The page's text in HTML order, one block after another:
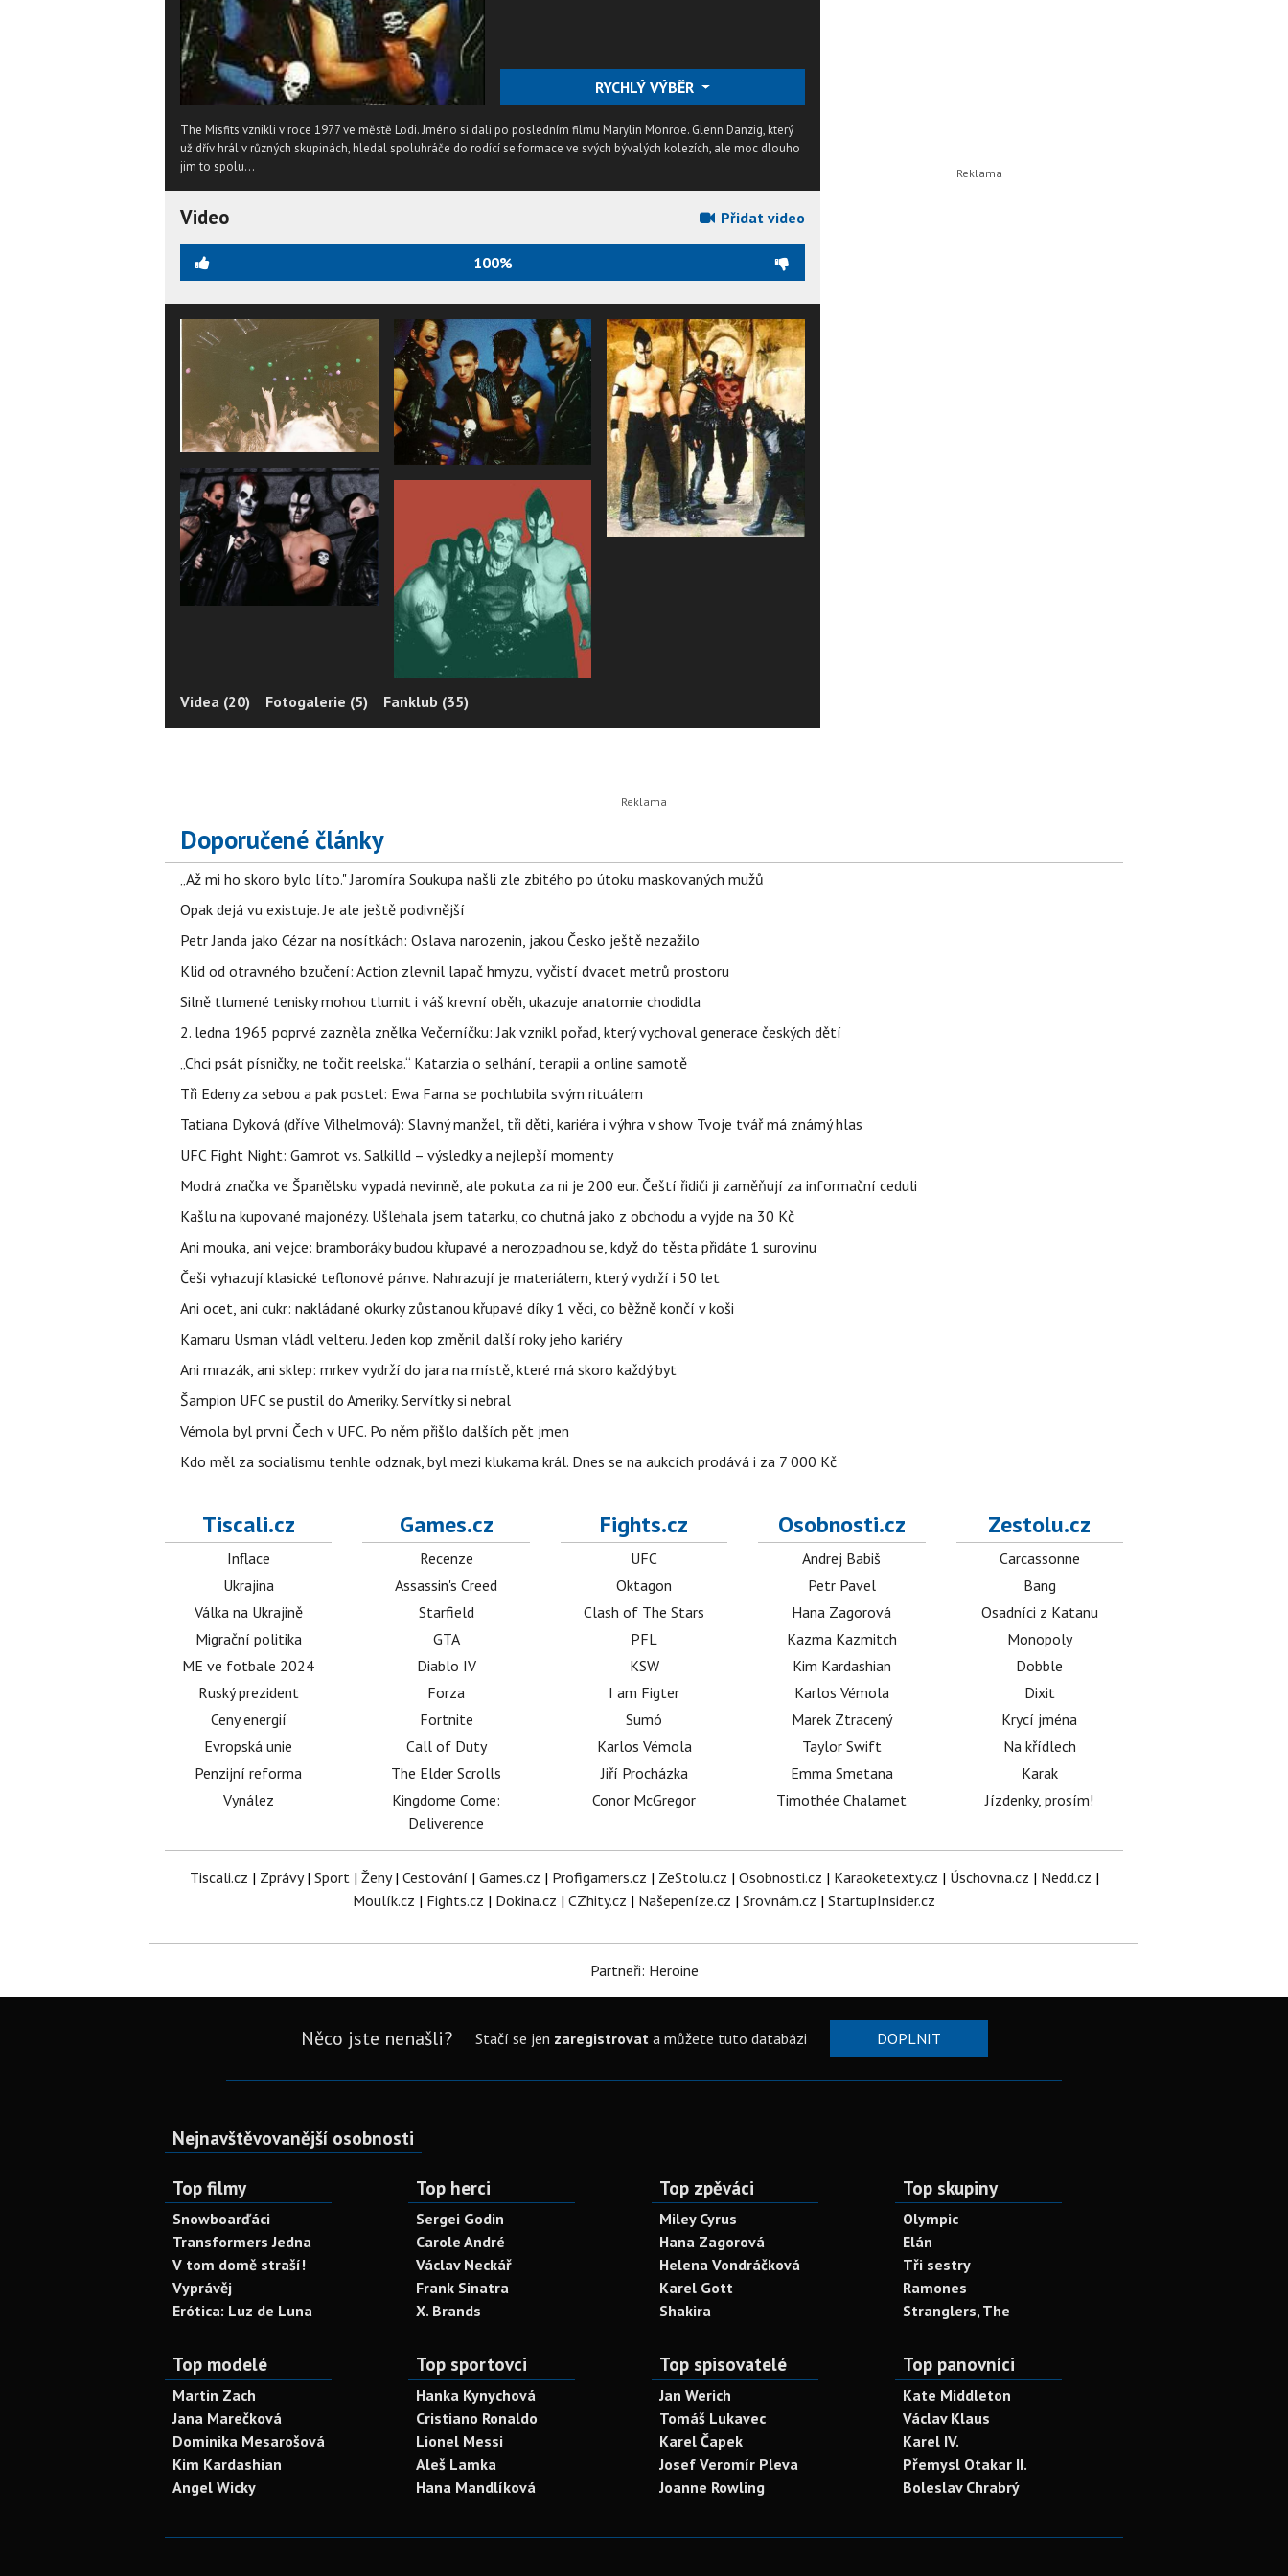
RYCHLÝ VÝBĚR
The Misfits vznikli v roce 1977 ve městě Lodi. Jméno si dali po posledním filmu Marylin Monroe. Glenn Danzig, který
už dřív hrál v různých skupinách, hledal spoluhráče do rodící se formace ve svých bývalých kolezích, ale moc dlouho
jim to spolu...
Video Přidat video
100%
Videa (20) Fotogalerie (5) Fanklub (35)
Doporučené články
„Až mi ho skoro bylo líto." Jaromíra Soukupa našli zle zbitého po útoku maskovaných mužů
Opak dejá vu existuje. Je ale ještě podivnější
Petr Janda jako Cézar na nosítkách: Oslava narozenin, jakou Česko ještě nezažilo
Klid od otravného bzučení: Action zlevnil lapač hmyzu, vyčistí dvacet metrů prostoru
Silně tlumené tenisky mohou tlumit i váš krevní oběh, ukazuje anatomie chodidla
2. ledna 1965 poprvé zazněla znělka Večerníčku: Jak vznikl pořad, který vychoval generace českých dětí
„Chci psát písničky, ne točit reelska.“ Katarzia o selhání, terapii a online samotě
Tři Edeny za sebou a pak postel: Ewa Farna se pochlubila svým rituálem
Tatiana Dyková (dříve Vilhelmová): Slavný manžel, tři děti, kariéra i výhra v show Tvoje tvář má známý hlas
UFC Fight Night: Gamrot vs. Salkilld – výsledky a nejlepší momenty
Modrá značka ve Španělsku vypadá nevinně, ale pokuta za ni je 200 eur. Čeští řidiči ji zaměňují za informační ceduli
Kašlu na kupované majonézy. Ušlehala jsem tatarku, co chutná jako z obchodu a vyjde na 30 Kč
Ani mouka, ani vejce: bramboráky budou křupavé a nerozpadnou se, když do těsta přidáte 1 surovinu
Češi vyhazují klasické teflonové pánve. Nahrazují je materiálem, který vydrží i 50 let
Ani ocet, ani cukr: nakládané okurky zůstanou křupavé díky 1 věci, co běžně končí v koši
Kamaru Usman vládl velteru. Jeden kop změnil další roky jeho kariéry
Ani mrazák, ani sklep: mrkev vydrží do jara na místě, které má skoro každý byt
Šampion UFC se pustil do Ameriky. Servítky si nebral
Vémola byl první Čech v UFC. Po něm přišlo dalších pět jmen
Kdo měl za socialismu tenhle odznak, byl mezi klukama král. Dnes se na aukcích prodává i za 7 000 Kč
Tiscali.cz
Inflace
Ukrajina
Válka na Ukrajině
Migrační politika
ME ve fotbale 2024
Ruský prezident
Ceny energií
Evropská unie
Penzijní reforma
Vynález
Games.cz
Recenze
Assassin's Creed
Starfield
GTA
Diablo IV
Forza
Fortnite
Call of Duty
The Elder Scrolls
Kingdome Come:
Deliverence
Fights.cz
UFC
Oktagon
Clash of The Stars
PFL
KSW
I am Figter
Sumó
Karlos Vémola
Jiří Procházka
Conor McGregor
Osobnosti.cz
Andrej Babiš
Petr Pavel
Hana Zagorová
Kazma Kazmitch
Kim Kardashian
Karlos Vémola
Marek Ztracený
Taylor Swift
Emma Smetana
Timothée Chalamet
Zestolu.cz
Carcassonne
Bang
Osadníci z Katanu
Monopoly
Dobble
Dixit
Krycí jména
Na křídlech
Karak
Jízdenky, prosím!
Tiscali.cz | Zprávy| Sport| Ženy| Cestování | Games.cz | Profigamers.cz | ZeStolu.cz | Osobnosti.cz | Karaoketexty.cz | Úschovna.cz | Nedd.cz |
Moulík.cz | Fights.cz | Dokina.cz | CZhity.cz | Našepeníze.cz | Srovnám.cz | StartupInsider.cz
Partneři: Heroine
Něco jste nenašli? Stačí se jen zaregistrovata můžete tuto databázi DOPLNIT
Nejnavštěvovanější osobnosti
Top filmy
Snowboarďáci
Transformers Jedna
V tom domě straší!
Vyprávěj
Erótica: Luz de Luna
Top herci
Sergei Godin
Carole André
Václav Neckář
Frank Sinatra
X. Brands
Top zpěváci
Miley Cyrus
Hana Zagorová
Helena Vondráčková
Karel Gott
Shakira
Top skupiny
Olympic
Elán
Tři sestry
Ramones
Stranglers, The
Top modelé
Martin Zach
Jana Marečková
Dominika Mesarošová
Kim Kardashian
Angel Wicky
Top sportovci
Hanka Kynychová
Cristiano Ronaldo
Lionel Messi
Aleš Lamka
Hana Mandlíková
Top spisovatelé
Jan Werich
Tomáš Lukavec
Karel Čapek
Josef Veromír Pleva
Joanne Rowling
Top panovníci
Kate Middleton
Václav Klaus
Karel IV.
Přemysl Otakar II.
Boleslav Chrabrý